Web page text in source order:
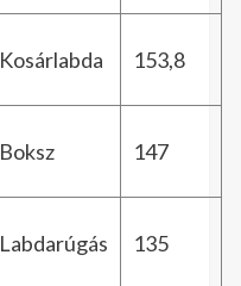
Kosárlabda 153,8
Boksz 147
Labdarúgás 135